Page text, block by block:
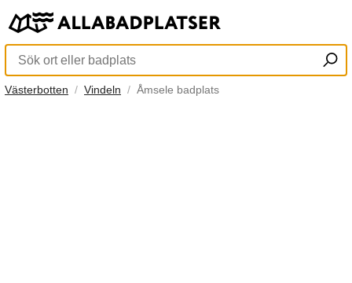
Västerbotten Vindeln Åmsele badplats